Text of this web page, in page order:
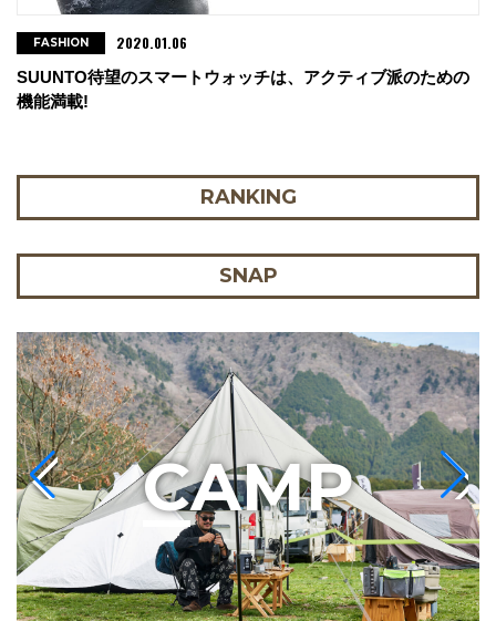
SUUNTO待望のスマートウォッチは、アクティブ派のための
機能満載!
FASHION 2020.01.06
RANKING
SNAP
CAMP